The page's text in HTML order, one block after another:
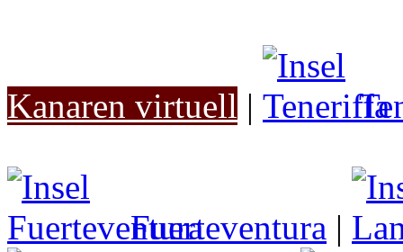
Kanaren virtuell |
Fuerteventura |